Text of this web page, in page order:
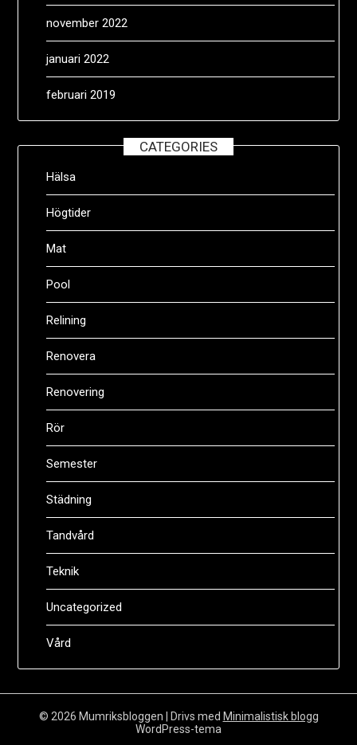
november 2022
januari 2022
februari 2019
CATEGORIES
Hälsa
Högtider
Mat
Pool
Relining
Renovera
Renovering
Rör
Semester
Städning
Tandvård
Teknik
Uncategorized
Vård
© 2026 Mumriksbloggen | Drivs med Minimalistisk blogg
WordPress-tema